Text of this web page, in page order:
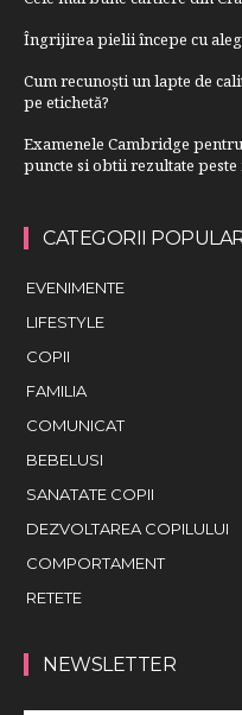
Îngrijirea pielii începe cu
Cum recunoști un lapte de
pe etichetă?
Examenele Cambridge
puncte si obtii rezultate
CATEGORII
EVENIMENTE
LIFESTYLE
COPII
FAMILIA
COMUNICAT
BEBELUSI
SANATATE COPII
DEZVOLTAREA COPILULUI
COMPORTAMENT
RETETE
NEWSLETTER